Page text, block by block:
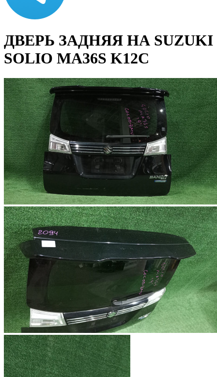
ДВЕРЬ ЗАДНЯЯ НА SUZUKI
SOLIO MA36S K12C